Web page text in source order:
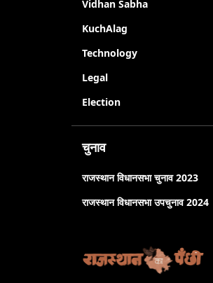
Vidhan Sabha
KuchAlag
Technology
Legal
Election
चुनाव
राजस्थान विधानसभा चुनाव 2023
राजस्थान विधानसभा उपचुनाव 2024